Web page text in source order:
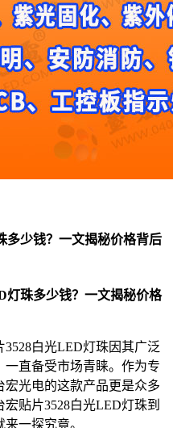
多少钱？一文揭秘价格背后
灯珠多少钱？一文揭秘价格
白光LED灯珠因其广泛
直备受市场青睐。作为专
光电的这款产品更是众多
贴片3528白光LED灯珠到
一探究竟。